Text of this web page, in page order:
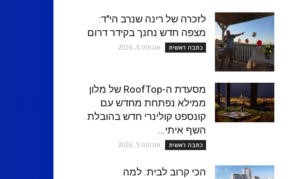
לזכרה של רינה שנרב הי"ד:
מצפה חדש נחנך בקידר דרום
כתבה ראשית אוגוסט 5, 2026
מסעדת ה-RoofTop של מלון
ממילא נפתחת מחדש עם
קונספט קולינרי חדש בהובלת
השף איתי...
כתבה ראשית אוגוסט 5, 2026
הכי קרוב לבית: למה